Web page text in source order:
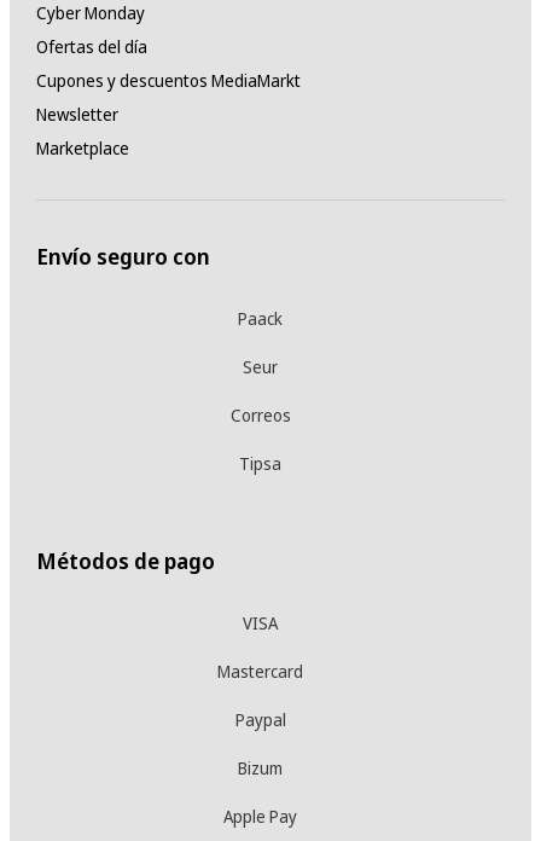
Cyber Monday
Ofertas del día
Cupones y descuentos MediaMarkt
Newsletter
Marketplace
Envío seguro con
Paack
Seur
Correos
Tipsa
Métodos de pago
VISA
Mastercard
Paypal
Bizum
Apple Pay